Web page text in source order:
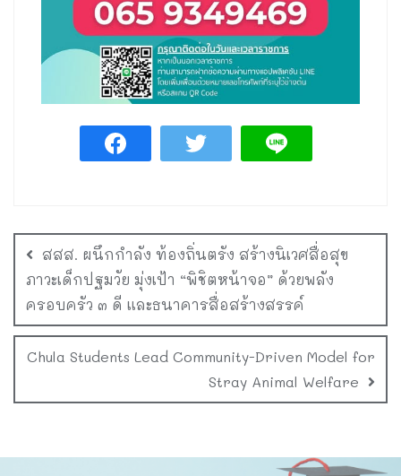
สสส. ผนึกกำลัง ท้องถิ่นตรัง สร้างนิเวศสื่อสุข
ภาวะเด็กปฐมวัย มุ่งเป้า “พิชิตหน้าจอ” ด้วยพลัง
ครอบครัว ๓ ดี และธนาคารสื่อสร้างสรรค์
Chula Students Lead Community-Driven Model for
Stray Animal Welfare